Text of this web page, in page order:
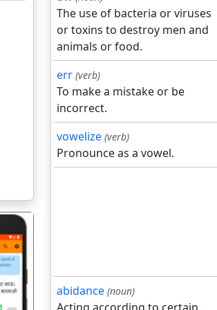
The use of bacteria or viruses
or toxins to destroy men and
animals or food.
err (verb)
To make a mistake or be
incorrect.
vowelize (verb)
Pronounce as a vowel.
abidance (noun)